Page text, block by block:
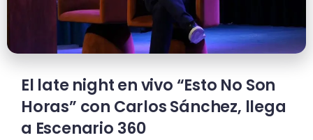
El late night en vivo “Esto No Son
Horas” con Carlos Sánchez, llega
a Escenario 360